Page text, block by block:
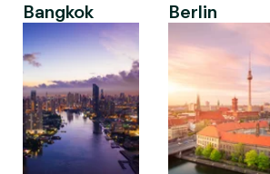
Bangkok Berlin